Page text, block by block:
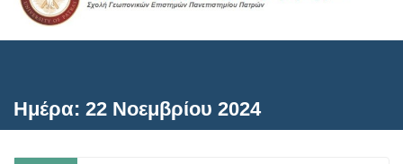
Ημέρα: 22 Νοεμβρίου 2024